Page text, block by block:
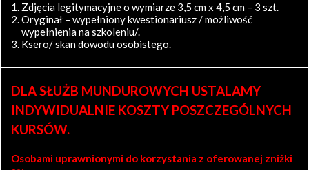
Zdjęcia legitymacyjne o wymiarze 3,5 cm x 4,5 cm – 3 szt.
Oryginał – wypełniony kwestionariusz / możliwość
wypełnienia na szkoleniu/.
Ksero/ skan dowodu osobistego.
DLA SŁUŻB MUNDUROWYCH USTALAMY
INDYWIDUALNIE KOSZTY POSZCZEGÓLNYCH
KURSÓW.
Osobami uprawnionymi do korzystania z oferowanej zniżki